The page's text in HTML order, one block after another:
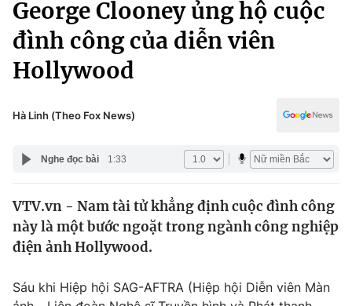
Chính trị
Xã hội
Pháp luật
Y tế
Thế giới
Tin tức
Kinh tế
Tài chính
Thể thao
Truyền hình
Văn hóa - Giải trí
Y tế
Công nghệ
George Clooney ủng hộ cuộc
đình công của diễn viên
Hollywood
Hà Linh (Theo Fox News)
Nghe đọc bài 1:33
VTV.vn - Nam tài tử khẳng định cuộc đình công
này là một bước ngoặt trong ngành công nghiệp
điện ảnh Hollywood.
Sáu khi Hiệp hội SAG-AFTRA (Hiệp hội Diễn viên Màn